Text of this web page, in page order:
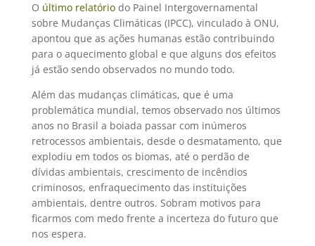
O último relatóriodo Painel Intergovernamental
sobre Mudanças Climáticas (IPCC), vinculado à ONU,
apontou que as ações humanas estão contribuindo
para o aquecimento global e que alguns dos efeitos
já estão sendo observados no mundo todo.
Além das mudanças climáticas, que é uma
problemática mundial, temos observado nos últimos
anos no Brasil a boiada passar com inúmeros
retrocessos ambientais, desde o desmatamento, que
explodiu em todos os biomas, até o perdão de
dívidas ambientais, crescimento de incêndios
criminosos, enfraquecimento das instituições
ambientais, dentre outros. Sobram motivos para
ficarmos com medo frente a incerteza do futuro que
nos espera.